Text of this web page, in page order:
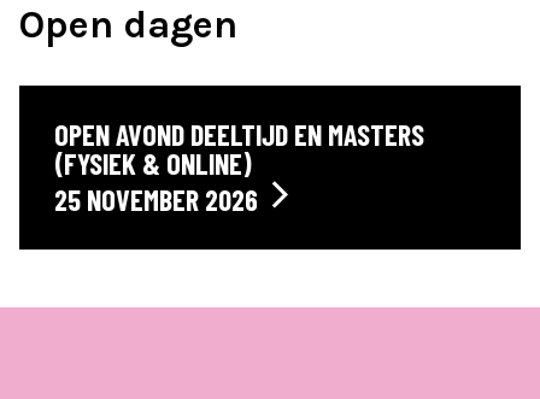
Open dagen
OPEN AVOND DEELTIJD EN MASTERS
(FYSIEK & ONLINE)
25 NOVEMBER 2026